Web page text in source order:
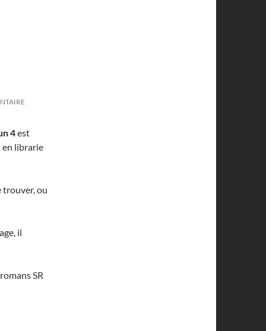
4est
en librarie
trouver, ou
il
SR